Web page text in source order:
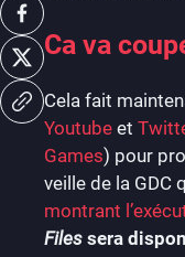
Ca va
Cela fait
Youtube et
Games) pour
veille de la GDC
montrant
Files sera